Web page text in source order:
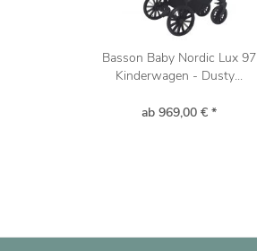
Basson Baby Nordic Lux 97
Kinderwagen - Dusty...
ab 969,00 € *